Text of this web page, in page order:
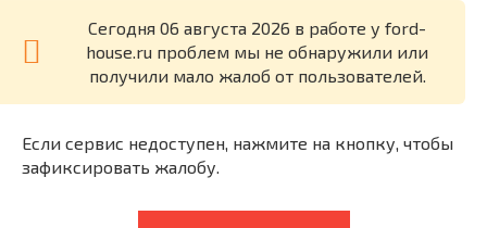
Cегодня 06 августа 2026 в работе у ford-
house.ru проблем мы не обнаружили или
получили мало жалоб от пользователей.
Если сервис недоступен, нажмите на кнопку, чтобы
зафиксировать жалобу.